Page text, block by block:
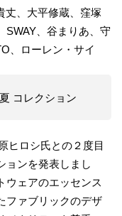
丈、大平修蔵、窪塚
SWAY、谷まりあ、守
、ローレン・サイ
コレクション
ヒロシ氏との２度目
ョンを発表しまし
ウェアのエッセンス
ファブリックのデザ